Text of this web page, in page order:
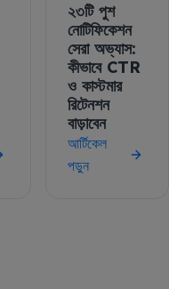
২৩টি পুশ
নোটিফিকেশন
সেরা অভ্যাস:
কীভাবে CTR
ও কাস্টমার
রিটেনশন
বাড়াবেন
আর্টিকেল
পড়ুন